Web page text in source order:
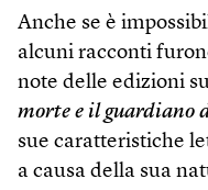
Anche se è
alcuni racconti
note delle edizioni
morte e il guardiano
sue caratteristiche
a causa della sua